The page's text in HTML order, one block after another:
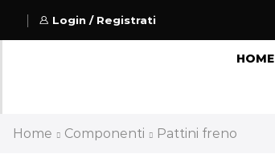
Login / Registrati
HOME
Home Componenti Pattini freno